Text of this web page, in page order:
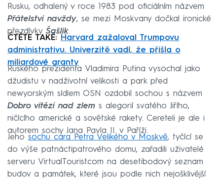
Rusku, odhalený v roce 1983 pod oficiálním názvem
Přátelství navždy, se mezi Moskvany dočkal ironické
přezdívky Šašlik.
ČTĚTE TAKÉ: Harvard zažaloval Trumpovu
administrativu. Univerzitě vadí, že přišla o
miliardové granty
Ruského prezidenta Vladimira Putina vysochal jako
džudistu v nadživotní velikosti a park před
newyorským sídlem OSN ozdobil sochou s názvem
Dobro vítězí nad zlem s alegorií svatého Jiřího,
ničícího americké a sovětské rakety. Cereteli je ale i
autorem sochy Jana Pavla II. v Paříži.
Jeho sochu cara Petra Velikého v Moskvě, tyčící se
do výše patnáctipatrového domu, zařadili uživatelé
serveru VirtualTourist.com na desetibodový seznam
budov a památek, které jsou podle nich nejošklivější